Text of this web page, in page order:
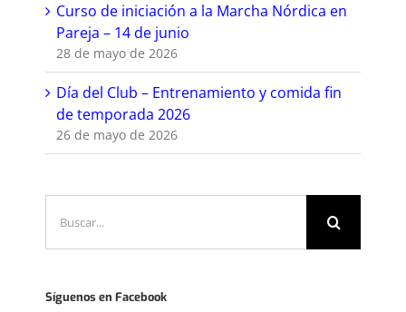
Curso de iniciación a la Marcha Nórdica en
Pareja – 14 de junio
28 de mayo de 2026
Día del Club – Entrenamiento y comida fin
de temporada 2026
26 de mayo de 2026
Síguenos en Facebook